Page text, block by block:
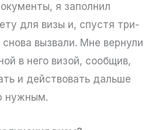
я заполнил
для визы и, спустя три-
вызвали. Мне вернули
в него визой, сообщив,
и действовать дальше
нужным.